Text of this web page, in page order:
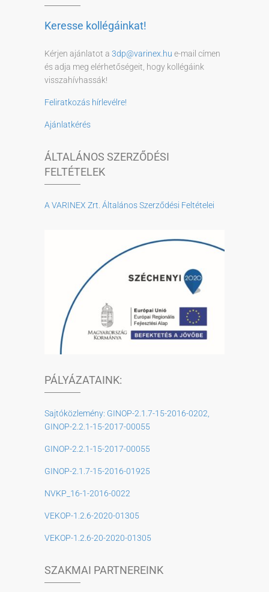
Keresse kollégáinkat!
Kérjen ajánlatot a 3dp@varinex.hu e-mail címen
és adja meg elérhetőségeit, hogy kollégáink
visszahívhassák!
Feliratkozás hírlevélre!
Ajánlatkérés
ÁLTALÁNOS SZERZŐDÉSI
FELTÉTELEK
A VARINEX Zrt. Általános Szerződési Feltételei
PÁLYÁZATAINK:
Sajtóközlemény: GINOP-2.1.7-15-2016-0202,
GINOP-2.2.1-15-2017-00055
GINOP-2.2.1-15-2017-00055
GINOP-2.1.7-15-2016-01925
NVKP_16-1-2016-0022
VEKOP-1.2.6-2020-01305
VEKOP-1.2.6-20-2020-01305
SZAKMAI PARTNEREINK